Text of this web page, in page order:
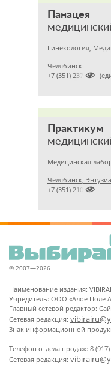
Панацея
Гинекология,
Челябинск

+7 (351) 2370682
Практикум
Челябинск,

+7 (351) 2101526
© 2007—2026
Наименование издания:
Учредитель: ООО «Алое Поле
Главный сетевой редактор:
Сетевая редакция:
Знак информационной
Телефон отдела продаж: 8
Сетевая редакция: